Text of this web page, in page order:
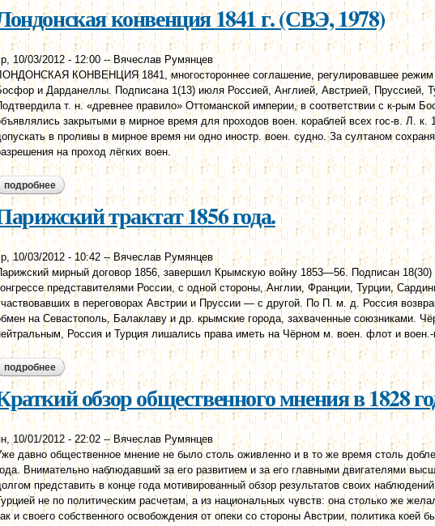
конвенция 1841 г. (СВЭ, 1978)
10/03/2012 - 12:00 -- Вячеслав Румянцев
КОНВЕНЦИЯ 1841, многостороннее соглашение, регулировавшее режим
и Дарданеллы. Подписана 1(13) июля Россией, Англией, Австрией, Пруссией,
т. н. «древнее правило» Оттоманской империи, в соответствии с к-рым
закрытыми в мирное время для проходов воен. кораблей всех гос-в. Л. к.
в проливы в мирное время ни одно иностр. воен. судно. За султаном
на проход лёгких воен.
подробнее о лондонская конвенция 1841 г. (свэ, 1978)
трактат 1856 года.
10/03/2012 - 10:42 --Вячеслав Румянцев
мирный договор 1856, завершил Крымскую войну 1853—56. Подписан
представителями России, с одной стороны, Англии, Франции, Турции,
в переговорах Австрии и Пруссии — с другой. По П. м. д. Россия
на Севастополь, Балаклаву и др. крымские города, захваченные союзниками.
Россия и Турция лишались права иметь на Чёрном м. воен. флот и
подробнее о парижский трактат 1856 года.
обзор общественного мнения в 1828
10/01/2012 - 22:02 --Вячеслав Румянцев
давно общественное мнение не было столь оживленно и в то же время столь
Внимательно наблюдавший за его развитием и за его главными двигателями
представить в конце года мотивированный обзор результатов своих
не по политическим расчетам, а из национальных чувств: она столько же
и своего собственного освобождения от опеки со стороны Австрии, политика коей